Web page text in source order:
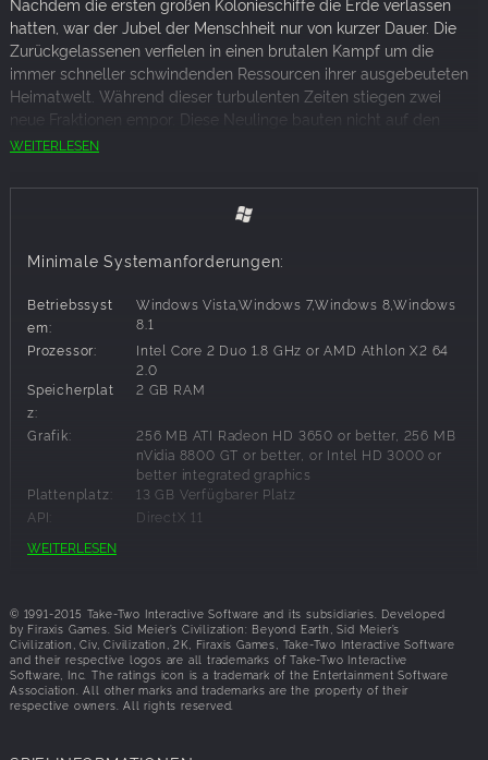
Nachdem die ersten großen Kolonieschiffe die Erde verlassen
hatten, war der Jubel der Menschheit nur von kurzer Dauer. Die
Zurückgelassenen verfielen in einen brutalen Kampf um die
immer schneller schwindenden Ressourcen ihrer ausgebeuteten
Heimatwelt. Während dieser turbulenten Zeiten stiegen zwei
neue Fraktionen empor. Diese Neulinge bauten nicht auf den
Idealismus ihrer Vorgänger, sondern auf Opportunismus,
die Sicherung ihres eigenen Überlebens.
neuen Planeten, sehen sich die stolzen Überlebenden der ersten
gegenüber, die den Himmel verdunkeln.
Beyond Earth führte die Civilization-Reihe aus ihrem historischen
Rahmen in die möglichen Zukunftsvisionen der Science Fiction.
Rising Tide erweitert nun die Grenzen von Beyond Earth auf der
Planetenoberfläche und unterhalb der Meere und bietet Ihnen
noch mehr Entscheidungsmöglichkeiten und diplomatische
Optionen, während Sie "nur noch eine Runde"" von einer neuen
Vision für die Zukunft der Menschheit entfernt sind.
Siedlungen und nutzen Sie natürliche Ressourcen, die unter
das Meer und fordern die Spieler auf neue Arten heraus.
Der Ozean bietet eine komplett wiederbespielbare Karte,
neue Spielmechaniken und neue strategische
Möglichkeiten für Spieler, um die Herrschaft auf der neuen
Welt zu übernehmen.
WEITERLESEN
Minimale Systemanforderungen:
Betriebssyst
em:
Windows Vista,Windows 7,Windows 8,Windows
8.1
Prozessor:
Intel Core 2 Duo 1.8 GHz or AMD Athlon X2 64
2.0
Speicherplat
z:
2 GB RAM
Grafik:
256 MB ATI Radeon HD 3650 or better, 256 MB
nVidia 8800 GT or better, or Intel HD 3000 or
better integrated graphics
Plattenplatz:
13 GB Verfügbarer Platz
API:
DirectX 11
Sound Card:
Betriebssyst
em:
Windows Vista,Windows 7,Windows 8,Windows
8.1
Prozessor:
1.8 GHz Quad Core CPU
Speicherplat
4 GB RAM
WEITERLESEN
© 1991-2015 Take-Two Interactive Software and its subsidiaries. Developed
by Firaxis Games. Sid Meier’s Civilization: Beyond Earth, Sid Meier’s
Civilization, Civ, Civilization, 2K, Firaxis Games, Take-Two Interactive Software
and their respective logos are all trademarks of Take-Two Interactive
Software, Inc. The ratings icon is a trademark of the Entertainment Software
Association. All other marks and trademarks are the property of their
respective owners. All rights reserved.